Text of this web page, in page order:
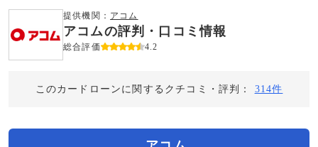
社に対して企業から紹介報酬が支払われるという収益モデルです。 ただし、特定の
商品を根拠なくPRするものではなく、当編集部の調査／ユーザーへの口コミ収集な
どに基づき、公平性を担保した情報提供を行っています。
>提携企業一覧
提供機関： アコム
アコムの評判・口コミ情報
総合評価 4.2
このカードローンに関するクチコミ・評判： 314件